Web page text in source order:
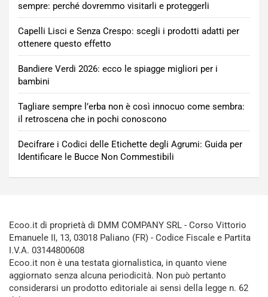
sempre: perché dovremmo visitarli e proteggerli
Capelli Lisci e Senza Crespo: scegli i prodotti adatti per
ottenere questo effetto
Bandiere Verdi 2026: ecco le spiagge migliori per i
bambini
Tagliare sempre l’erba non è così innocuo come sembra:
il retroscena che in pochi conoscono
Decifrare i Codici delle Etichette degli Agrumi: Guida per
Identificare le Bucce Non Commestibili
Ecoo.it di proprietà di DMM COMPANY SRL - Corso Vittorio
Emanuele II, 13, 03018 Paliano (FR) - Codice Fiscale e Partita
I.V.A. 03144800608
Ecoo.it non è una testata giornalistica, in quanto viene
aggiornato senza alcuna periodicità. Non può pertanto
considerarsi un prodotto editoriale ai sensi della legge n. 62